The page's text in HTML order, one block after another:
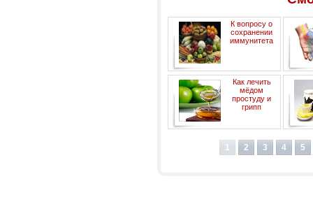
К вопросу о
сохранении
иммунитета
Как лечить
мёдом
простуду и
грипп
1 2 3 4 5